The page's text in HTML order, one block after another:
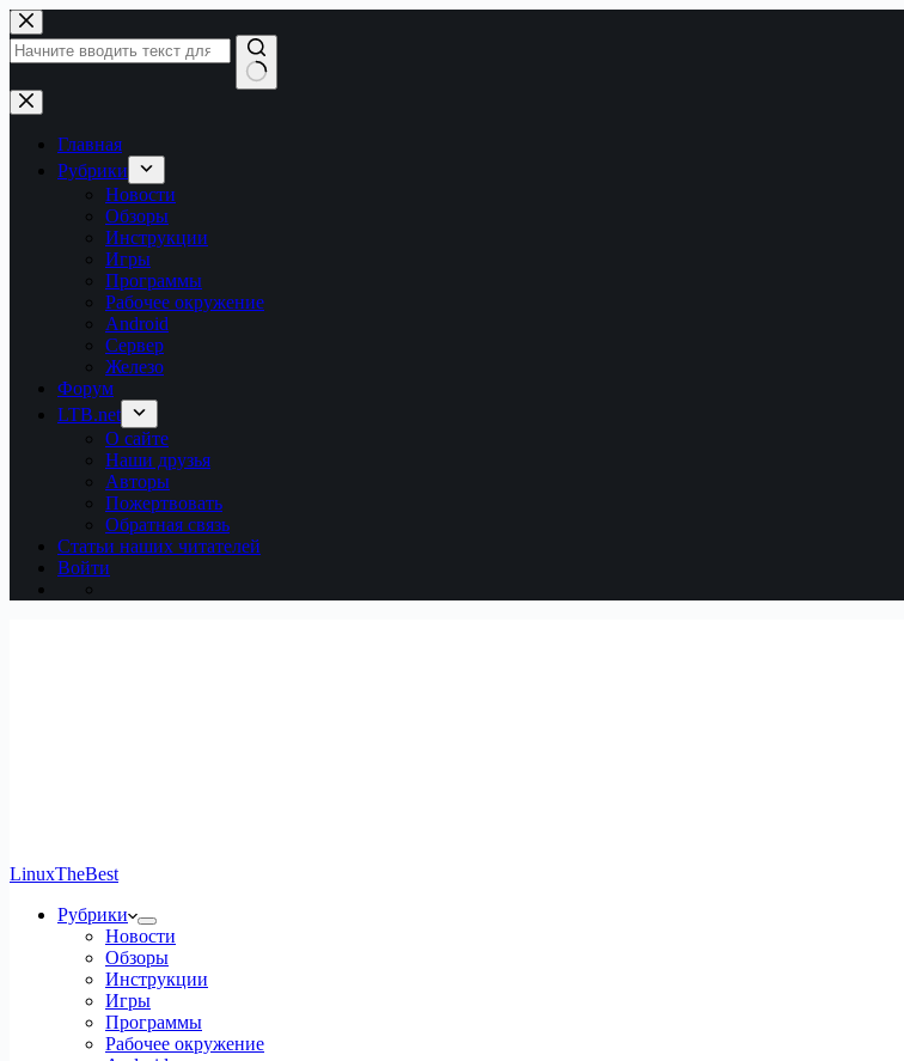
Перейти
к
сути
Ничего
не
найденоГлавная
Рубрики
Новости
Обзоры
Инструкции
Игры
Программы
Рабочее окружение
Android
Сервер
Железо
Форум
LTB.net
О сайте
Наши друзья
Авторы
Пожертвовать
Обратная связь
Статьи наших читателей
Войти
LinuxTheBest
Рубрики
Новости
Обзоры
Инструкции
Игры
Программы
Рабочее окружение